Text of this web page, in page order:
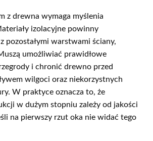
z drewna wymaga myślenia
izolacyjne powinny
pozostałymi warstwami ściany,
umożliwiać prawidłowe
i chronić drewno przed
wilgoci oraz niekorzystnych
W praktyce oznacza to, że
w dużym stopniu zależy od jakości
na pierwszy rzut oka nie widać tego